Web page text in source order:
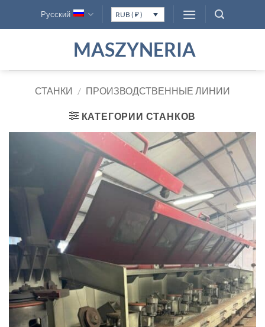
Русский RUB ( ₽ )
MASZYNERIA
СТАНКИ / ПРОИЗВОДСТВЕННЫЕ ЛИНИИ
КАТЕГОРИИ СТАНКОВ